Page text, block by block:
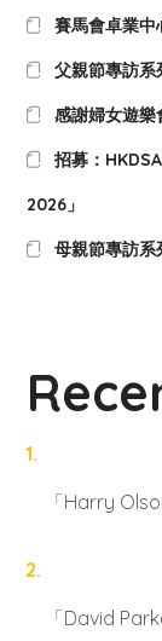
賽馬會卓業中
父親節專訪系
感謝婦女遊樂
招募：
2026」
母親節專訪系
「Harry
「David